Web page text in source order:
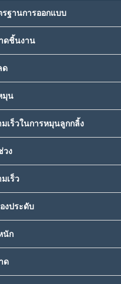
รฐานการออกแบบ
ดชิ้นงาน
ด
มุน
มเร็วในการหมุนลูกกลิ้ง
วง
เร็ว
งประดับ
นัก
ด